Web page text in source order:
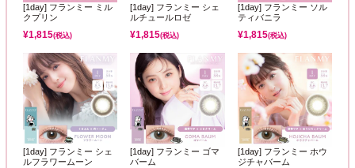
[1day] フランミー ミル
クプリン
¥1,815(税込)
[1day] フランミー シェ
ルチュールロゼ
¥1,815(税込)
[1day] フランミー ソル
ティバニラ
¥1,815(税込)
[1day] フランミー シェ
ルフラワームーン
[1day] フランミー ゴマ
バーム
[1day] フランミー ホウ
ジチャバーム